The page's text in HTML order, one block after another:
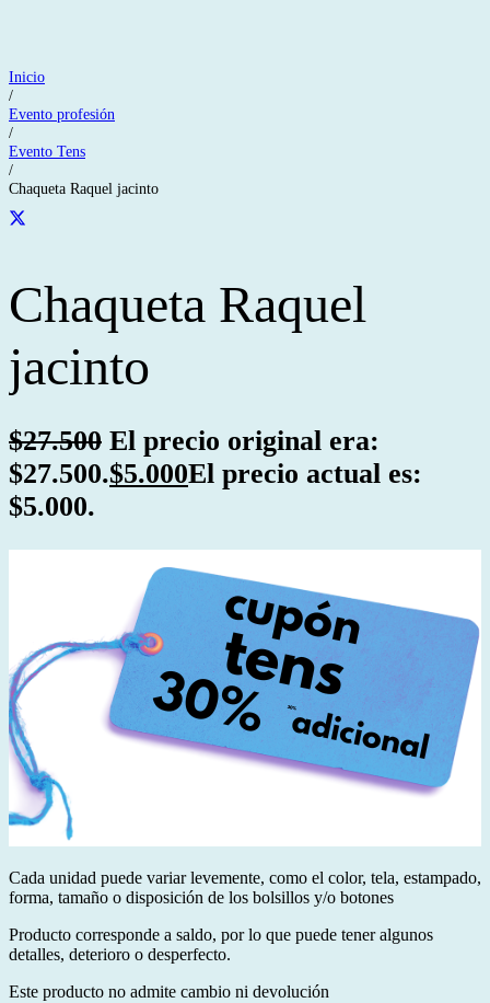
Inicio
/
Evento profesión
/
Evento Tens
/
Chaqueta Raquel jacinto
Chaqueta Raquel
jacinto
$27.500 El precio original era:
$27.500.$5.000El precio actual es:
$5.000.
Cada unidad puede variar levemente, como el color, tela, estampado,
forma, tamaño o disposición de los bolsillos y/o botones
Producto corresponde a saldo, por lo que puede tener algunos
detalles, deterioro o desperfecto.
Este producto no admite cambio ni devolución